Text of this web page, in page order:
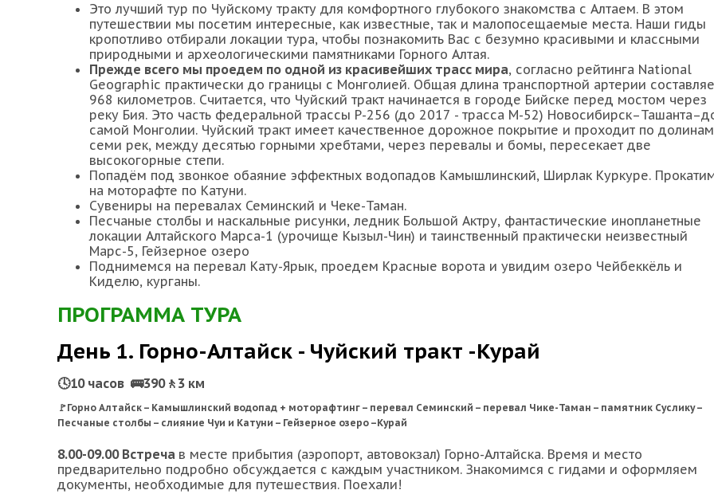
Это лучший тур по Чуйскому тракту для комфортного глубокого знакомства с Алтаем. В этом
путешествии мы посетим интересные, как известные, так и малопосещаемые места. Наши гиды
кропотливо отбирали локации тура, чтобы познакомить Вас с безумно красивыми и классными
природными и археологическими памятниками Горного Алтая.
Прежде всего мы проедем по одной из красивейших трасс мира, согласно рейтинга National
Geographic практически до границы с Монголией. Общая длина транспортной артерии
968 километров. Считается, что Чуйский тракт начинается в городе Бийске перед мостом через
реку Бия. Это часть федеральной трассы Р-256 (до 2017 - трасса М-52)
самой Монголии. Чуйский тракт имеет качественное дорожное покрытие и проходит по долинам
семи рек, между десятью горными хребтами, через перевалы и бомы, пересекает две
высокогорные степи.
Попадём под звонкое обаяние эффектных водопадов Камышлинский, Ширлак Куркуре.
на моторафте по Катуни.
Сувениры на перевалах Семинский и Чеке-Таман.
Песчаные столбы и наскальные рисунки, ледник Большой Актру, фантастические инопланетные
локации Алтайского Марса-1 (урочище Кызыл-Чин) и таинственный практически неизвестный
Марс-5, Гейзерное озеро
Поднимемся на перевал Кату-Ярык, проедем Красные ворота и увидим озеро Чейбеккёль и
Киделю, курганы.
ПРОГРАММА ТУРА
День 1. Горно-Алтайск - Чуйский тракт -Курай
🕓10 часов 🚌390🚶3 км
🚩Горно Алтайск – Камышлинский водопад + моторафтинг – перевал Семинский – перевал Чике-Таман – памятник Суслику –
Песчаные столбы – слияние Чуи и Катуни – Гейзерное озеро –Курай
8.00-09.00 Встреча в месте прибытия (аэропорт, автовокзал) Горно-Алтайска. Время и место
предварительно подробно обсуждается с каждым участником. Знакомимся с гидами и оформляем
документы, необходимые для путешествия. Поехали!